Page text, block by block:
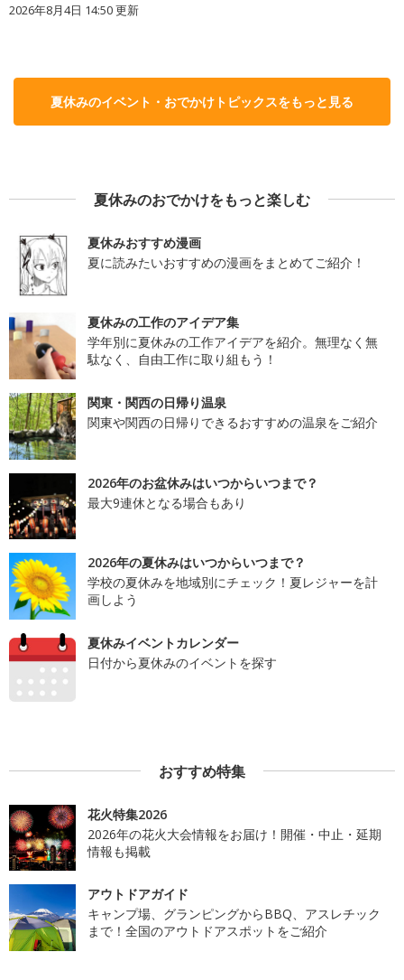
2026年8月4日 14:50更新
夏休みのイベント・おでかけトピックスをもっと見る
夏休みのおでかけをもっと楽しむ
夏休みおすすめ漫画
夏に読みたいおすすめの漫画をまとめてご紹介！
夏休みの工作のアイデア集
学年別に夏休みの工作アイデアを紹介。無理なく無
駄なく、自由工作に取り組もう！
関東・関西の日帰り温泉
関東や関西の日帰りできるおすすめの温泉をご紹介
2026年のお盆休みはいつからいつまで？
最大9連休となる場合もあり
2026年の夏休みはいつからいつまで？
学校の夏休みを地域別にチェック！夏レジャーを計
画しよう
夏休みイベントカレンダー
日付から夏休みのイベントを探す
おすすめ特集
花火特集2026
2026年の花火大会情報をお届け！開催・中止・延期
情報も掲載
アウトドアガイド
キャンプ場、グランピングからBBQ、アスレチック
まで！全国のアウトドアスポットをご紹介